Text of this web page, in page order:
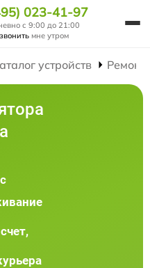
023-41-97
с 9:00 до 21:00
мне утром
устройств Ремонт